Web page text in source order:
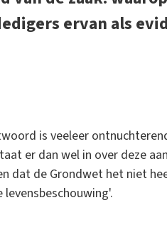
ervan als
is veeleer
er dan wel in over deze
dat de Grondwet het niet